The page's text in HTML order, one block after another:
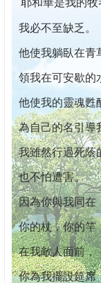
耶和華是我的牧
我必不至缺乏。
他使我躺臥在青
領我在可安歇的
他使我的靈魂甦
為自己的名引導
我雖然行過死蔭
也不怕遭害。
因為你與我同在
你的杖，你的竿
在我敵人面前，
你為我擺設筵席
今已篩檢出1700